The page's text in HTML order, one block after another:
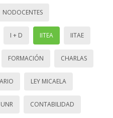
NODOCENTES
I + D IITEA IITAE
FORMACIÓN CHARLAS
LEY MICAELA
UNR CONTABILIDAD